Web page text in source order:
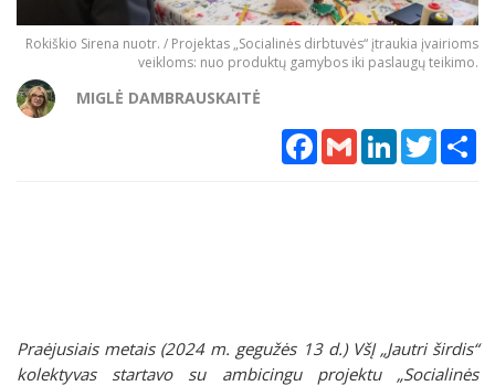
Rokiškio Sirena nuotr. / Projektas „Socialinės dirbtuvės“ įtraukia įvairioms
veikloms: nuo produktų gamybos iki paslaugų teikimo.
MIGLĖ DAMBRAUSKAITĖ
Facebook
Gmail LinkedInTwitter
Praėjusiais metais (2024 m. gegužės 13 d.) VšĮ „Jautri širdis“
kolektyvas startavo su ambicingu projektu „Socialinės